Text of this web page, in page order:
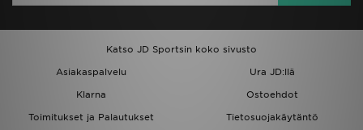
Katso JD Sportsin koko sivusto
Asiakaspalvelu
Ura JD:llä
Klarna
Ostoehdot
Toimitukset ja Palautukset
Tietosuojakäytäntö